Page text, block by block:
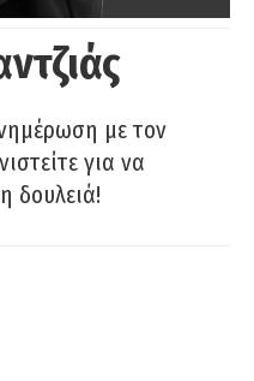
με τον
για να
δουλειά!